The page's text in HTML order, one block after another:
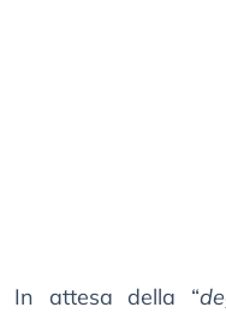
In attesa della “